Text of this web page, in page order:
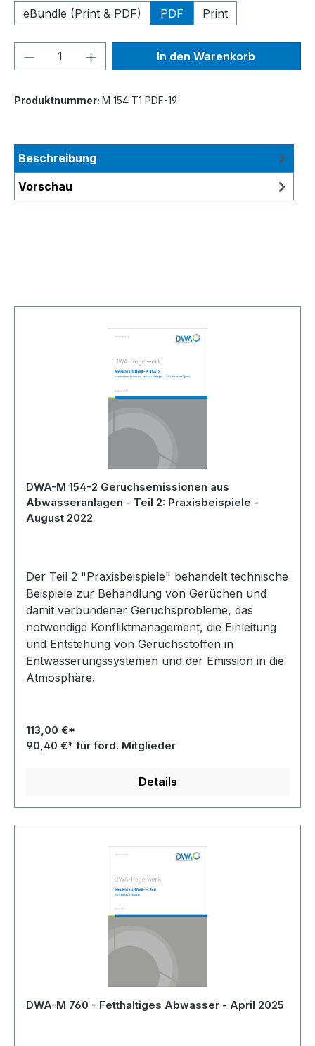
eBundle (Print & PDF)
PDF Print
Produkt Anzahl: Gib denIn den Warenkorb
Produktnummer: M 154 T1 PDF-19
Beschreibung
Vorschau
DWA-M 154-2 Geruchsemissionen aus
Abwasseranlagen - Teil 2: Praxisbeispiele -
August 2022
Der Teil 2 "Praxisbeispiele" behandelt technische
Beispiele zur Behandlung von Gerüchen und
damit verbundener Geruchsprobleme, das
notwendige Konfliktmanagement, die Einleitung
und Entstehung von Geruchsstoffen in
Entwässerungssystemen und der Emission in die
Atmosphäre.
113,00 €*
90,40 €* für förd. Mitglieder
Details
DWA-M 760 - Fetthaltiges Abwasser - April 2025